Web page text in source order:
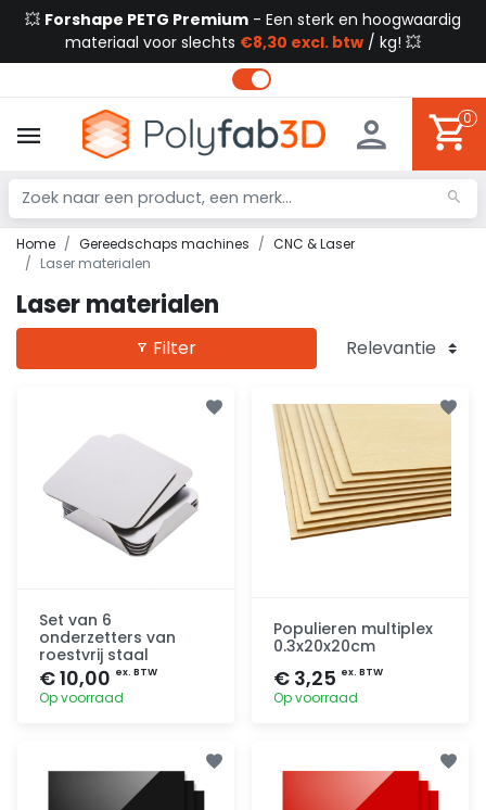
💥 Forshape PETG Premium - Een sterk en hoogwaardig
materiaal voor slechts €8,30 excl. btw / kg! 💥
0
Home Gereedschaps machines
CNC & Laser
Laser materialen
Laser materialen
Filter
Set van 6
onderzetters van
roestvrij staal
€ 10,00 ex. BTW
Op voorraad
Populieren multiplex
0.3x20x20cm
€ 3,25 ex. BTW
Op voorraad